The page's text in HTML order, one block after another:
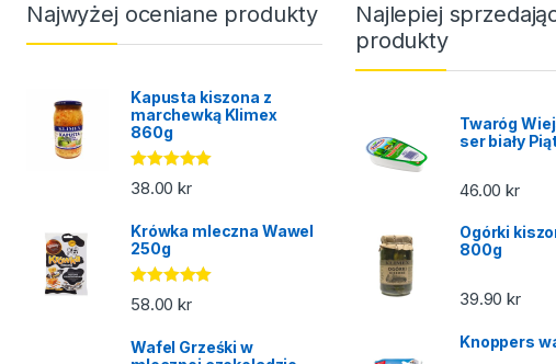
Najwyżej oceniane produkty
Kapusta kiszona z
marchewką Klimex
860g
Oceniono
5.00na 5
38.00kr
Krówka mleczna Wawel
250g
Oceniono
5.00na 5
58.00kr
Wafel Grześki w
Najlepiej
produkty
Twaróg
ser biały
46.00kr
Ogórki
800g
39.90kr
Knoppers